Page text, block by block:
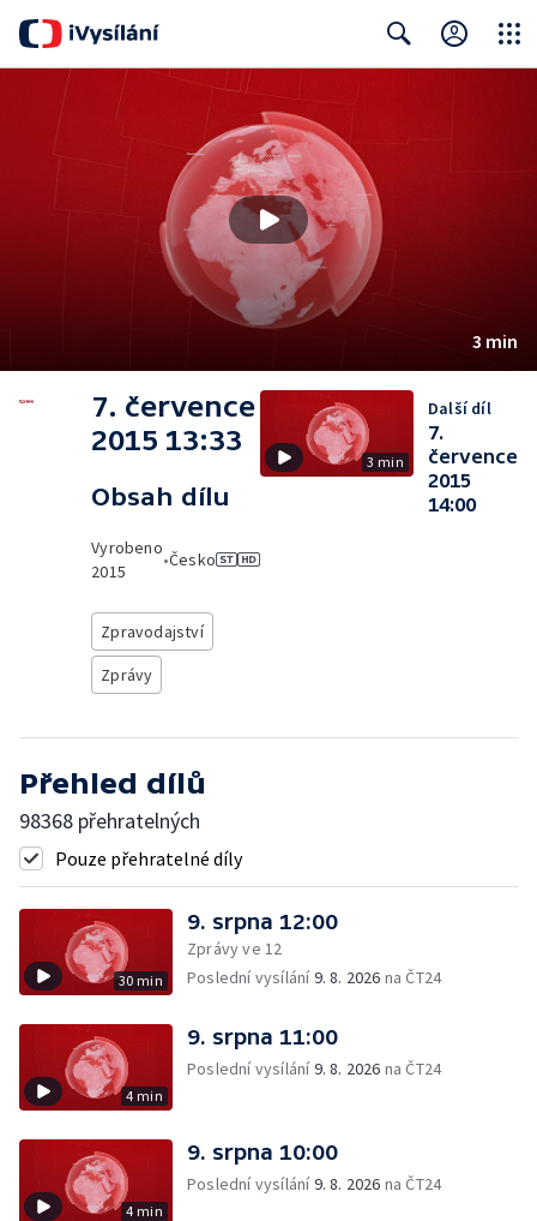
3 min
7. července
2015 13:33
Obsah dílu
Vyrobeno
2015
•Česko
Zpravodajství
Zprávy
3 min
Další díl
7.
července
2015
14:00
Přehled dílů
98368 přehratelných
Pouze přehratelné díly
30 min
9. srpna 12:00
Zprávy ve 12
Poslední vysílání9. 8. 2026 na ČT24
4 min
9. srpna 11:00
Poslední vysílání9. 8. 2026 na ČT24
4 min
9. srpna 10:00
Poslední vysílání9. 8. 2026 na ČT24